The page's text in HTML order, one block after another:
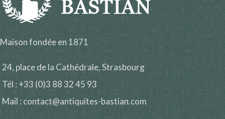
Maison fondée en 1871
24, place de la Cathédrale, Strasbourg
Tél : +33 (0)3 88 32 45 93
Mail : contact@antiquites-bastian.com